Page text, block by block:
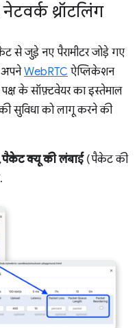
थ्रॉटलिंग
से जुड़े नए पैरामीटर जोड़े गए
अपनेWebRTC ऐप्लिकेशन
के सॉफ़्टवेयर का इस्तेमाल
सुविधा को लागू करने की
पैकेट क्यू की लंबाई(पैकेट की